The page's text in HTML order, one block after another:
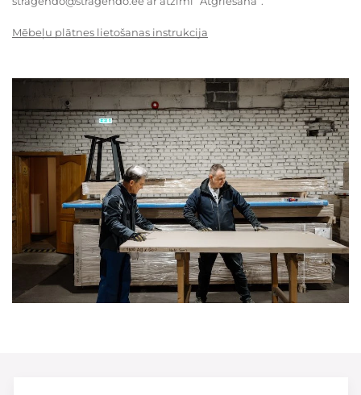
Mēbeļu plātnes lietošanas instrukcija